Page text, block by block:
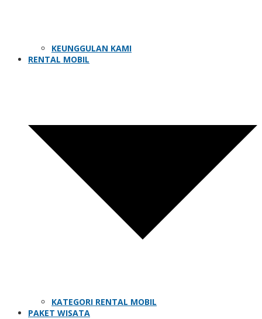
KEUNGGULAN KAMI
RENTAL MOBIL
KATEGORI RENTAL MOBIL
PAKET WISATA